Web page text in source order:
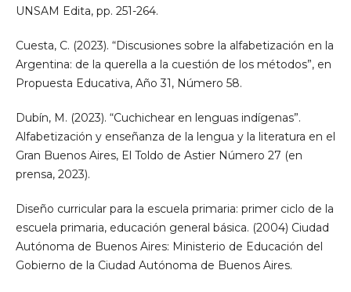
UNSAM Edita, pp. 251-264.
Cuesta, C. (2023). “Discusiones sobre la alfabetización en la
Argentina: de la querella a la cuestión de los métodos”, en
Propuesta Educativa, Año 31, Número 58.
Dubín, M. (2023). “Cuchichear en lenguas indígenas”.
Alfabetización y enseñanza de la lengua y la literatura en el
Gran Buenos Aires, El Toldo de Astier Número 27 (en
prensa, 2023).
Diseño curricular para la escuela primaria: primer ciclo de la
escuela primaria, educación general básica. (2004) Ciudad
Autónoma de Buenos Aires: Ministerio de Educación del
Gobierno de la Ciudad Autónoma de Buenos Aires.